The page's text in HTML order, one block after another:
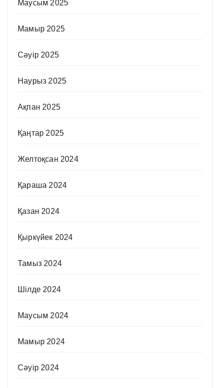
Маусым 2025
Мамыр 2025
Сәуір 2025
Наурыз 2025
Ақпан 2025
Қаңтар 2025
Желтоқсан 2024
Қараша 2024
Қазан 2024
Қыркүйек 2024
Тамыз 2024
Шілде 2024
Маусым 2024
Мамыр 2024
Сәуір 2024